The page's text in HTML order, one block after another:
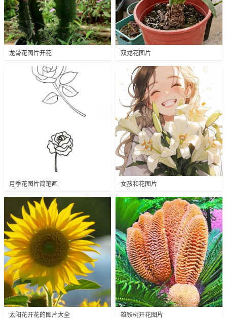
龙骨花图片开花 双龙花图片
月季花图片简笔画 女孩和花图片
太阳花开花的图片大全 雄铁树开花图片